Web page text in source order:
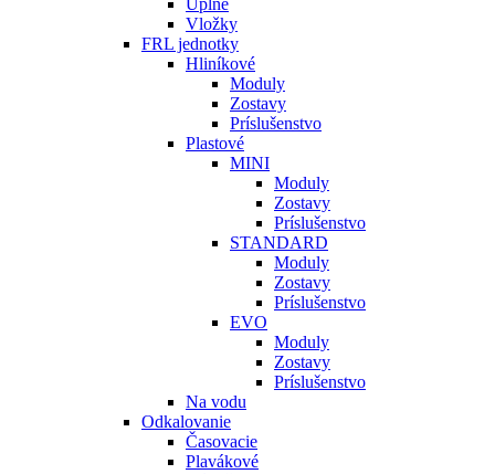
Úplné
Vložky
FRL jednotky
Hliníkové
Moduly
Zostavy
Príslušenstvo
Plastové
MINI
Moduly
Zostavy
Príslušenstvo
STANDARD
Moduly
Zostavy
Príslušenstvo
EVO
Moduly
Zostavy
Príslušenstvo
Na vodu
Odkalovanie
Časovacie
Plavákové